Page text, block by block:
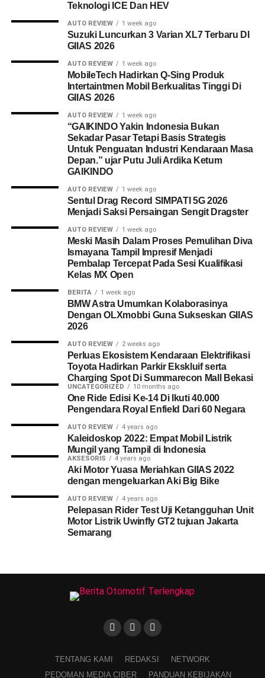
Teknologi ICE Dan HEV
AUTO REVIEW 1 week ago
Suzuki Luncurkan 3 Varian XL7 Terbaru DI
GIIAS 2026
AUTO REVIEW 1 week ago
MobileTech Hadirkan Q-Sing Produk
Intertaintmen Mobil Berkualitas Tinggi Di
GIIAS 2026
AUTO REVIEW 1 week ago
“GAIKINDO Yakin Indonesia Bukan
Sekadar Pasar Tetapi Basis Strategis
Untuk Penguatan Industri Kendaraan Masa
Depan.” ujar Putu Juli Ardika Ketum
GAIKINDO
AUTO REVIEW 1 week ago
Sentul Drag Record SIMPATI 5G 2026
Menjadi Saksi Persaingan Sengit Dragster
AUTO REVIEW 1 week ago
Meski Masih Dalam Proses Pemulihan Diva
Ismayana Tampil Impresif Menjadi
Pembalap Tercepat Pada Sesi Kualifikasi
Kelas MX Open
BERITA 1 week ago
BMW Astra Umumkan Kolaborasinya
Dengan OLXmobbi Guna Sukseskan GIIAS
2026
AUTO REVIEW 2 weeks ago
Perluas Ekosistem Kendaraan Elektrifikasi
Toyota Hadirkan Parkir Ekskluif serta
Charging Spot Di Summarecon Mall Bekasi
UNCATEGORIZED 10 months ago
One Ride Edisi Ke-14 Di Ikuti 40.000
Pengendara Royal Enfield Dari 60 Negara
AUTO REVIEW 4 years ago
Kaleidoskop 2022: Empat Mobil Listrik
Mungil yang Tampil di Indonesia
AKSESORIS 4 years ago
Aki Motor Yuasa Meriahkan GIIAS 2022
dengan mengeluarkan Aki Big Bike
AUTO REVIEW 4 years ago
Pelepasan Rider Test Uji Ketangguhan Unit
Motor Listrik Uwinfly GT2 tujuan Jakarta
Semarang
TENTANG KAMI REDAKSI
NETWORK
PEDOMAN MEDIA CIBER
PANDUAN KEBIJAKAN